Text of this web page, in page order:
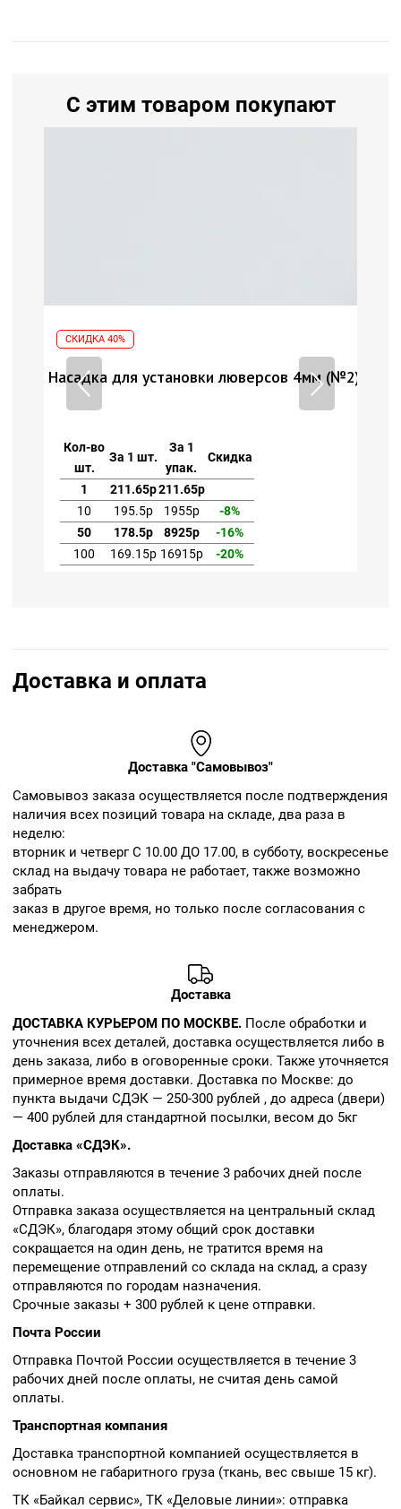
С этим товаром покупают
СКИДКА 40%
Насадка для установки люверсов 4мм (№2)
Кол-во
шт.
За 1 шт.
За 1
упак.
Скидка
1 211.65р211.65р
10
195.5р 1955р
-8%
50
178.5р 8925р
-16%
100
169.15р 16915р -20%
Доставка и оплата
Доставка "Самовывоз"
Cамовывоз заказа осуществляется после подтверждения
наличия всех позиций товара на складе, два раза в
неделю:
вторник и четверг С 10.00 ДО 17.00, в субботу, воскресенье
склад на выдачу товара не работает, также возможно
забрать
заказ в другое время, но только после согласования с
менеджером.
Доставка
ДОСТАВКА КУРЬЕРОМ ПО МОСКВЕ. После обработки и
уточнения всех деталей, доставка осуществляется либо в
день заказа, либо в оговоренные сроки. Также уточняется
примерное время доставки. Доставка по Москве: до
пункта выдачи СДЭК — 250-300 рублей , до адреса (двери)
— 400 рублей для стандартной посылки, весом до 5кг
Доставка «СДЭК».
Заказы отправляются в течение 3 рабочих дней после
оплаты.
Отправка заказа осуществляется на центральный склад
«СДЭК», благодаря этому общий срок доставки
сокращается на один день, не тратится время на
перемещение отправлений со склада на склад, а сразу
отправляются по городам назначения.
Срочные заказы + 300 рублей к цене отправки.
Почта России
Отправка Почтой России осуществляется в течение 3
рабочих дней после оплаты, не считая день самой
оплаты.
Транспортная компания
Доставка транспортной компанией осуществляется в
основном не габаритного груза (ткань, вес свыше 15 кг).
ТК «Байкал сервис», ТК «Деловые линии»: отправка